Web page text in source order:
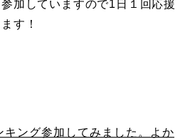
加していますので1日１回応援
す！
キング参加してみました。よか